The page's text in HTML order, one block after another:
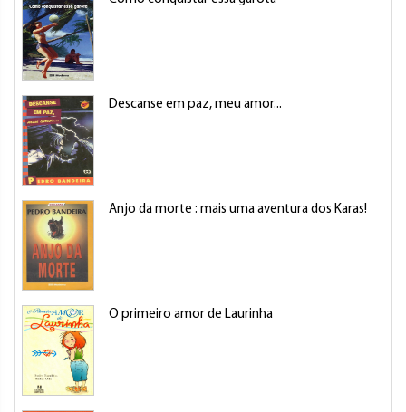
Descanse em paz, meu amor...
Anjo da morte : mais uma aventura dos Karas!
O primeiro amor de Laurinha